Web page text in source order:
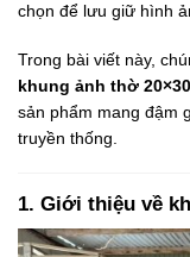
chọn để lưu giữ hình
Trong bài viết này,
khung ảnh thờ 20×30
sản phẩm mang đậm
truyền thống.
1. Giới thiệu về